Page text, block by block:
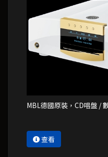
MBL德國原裝，CD唱盤 /
查看